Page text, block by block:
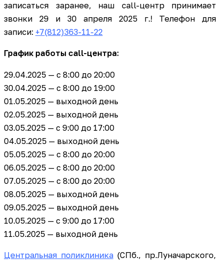
записаться заранее, наш call-центр принимает
звонки 29 и 30 апреля 2025 г.! Телефон для
записи: +7(812)363-11-22
График работы call-центра:
29.04.2025 — с 8:00 до 20:00
30.04.2025 — с 8:00 до 19:00
01.05.2025 — выходной день
02.05.2025 — выходной день
03.05.2025 — с 9:00 до 17:00
04.05.2025 — выходной день
05.05.2025 — с 8:00 до 20:00
06.05.2025 — с 8:00 до 20:00
07.05.2025 — с 8:00 до 20:00
08.05.2025 — выходной день
09.05.2025 — выходной день
10.05.2025 — с 9:00 до 17:00
11.05.2025 — выходной день
Центральная поликлиника(СПб., пр.Луначарского,